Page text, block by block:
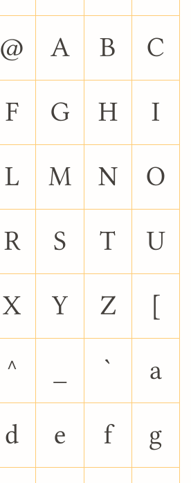
@ A B C
F G H I
L M N O
R S T U
X Y Z [
^ ` a
d e f g